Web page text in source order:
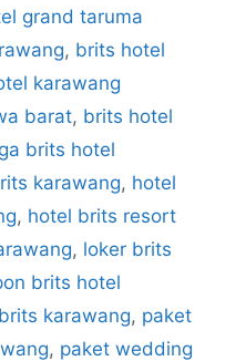
grand taruma
, brits hotel
karawang
barat, brits hotel
brits hotel
karawang, hotel
, hotel brits resort
, loker brits
brits hotel
karawang, paket
, paket wedding